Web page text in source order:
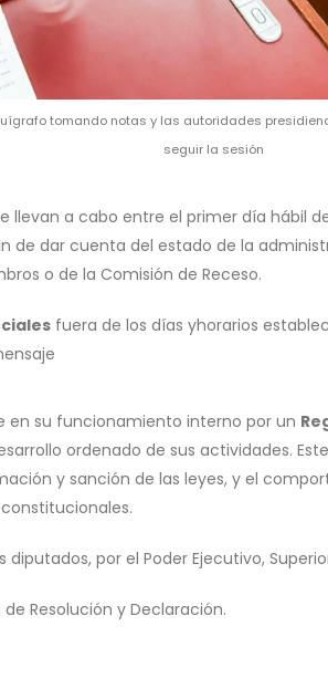
tomando notas y las autoridades
seguir la sesión
llevan a cabo entre el primer día hábil
de dar cuenta del estado de la
o de la Comisión de Receso.
fuera de los días yhorarios
en su funcionamiento interno por un
ordenado de sus actividades.
y sanción de las leyes, y el
por el Poder Ejecutivo,
Resolución y Declaración.